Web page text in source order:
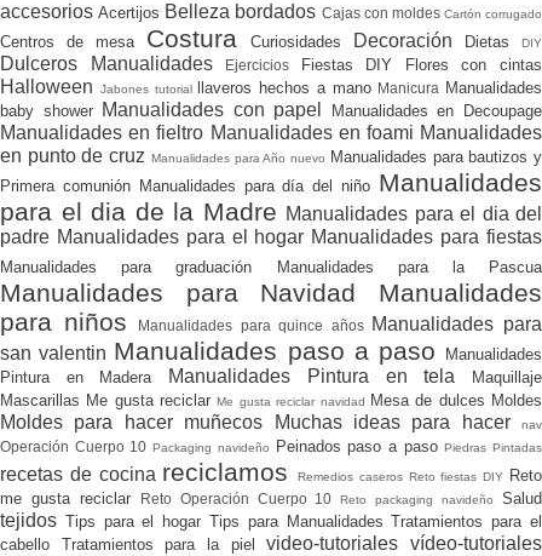
accesoriosAcertijos Belleza bordados Cajas con moldes Cartón corrugado
Centros de mesa CosturaCuriosidades Decoración DietasDIY
Dulceros Manualidades Ejercicios Fiestas DIY Flores con cintas
Halloween Jabones tutorial llaveros hechos a mano Manicura
Manualidades
baby shower Manualidades con papel Manualidades en Decoupage
Manualidades en fieltro Manualidades en foami Manualidades
en punto de cruz Manualidades para Año nuevo
Manualidades para bautizos y
Primera comunión Manualidades para día del niño Manualidades
para el dia de la Madre Manualidades para el dia del
padre Manualidades para el hogar Manualidades para fiestas
Manualidades para graduación Manualidades para la Pascua
Manualidades para Navidad Manualidades
para niños
Manualidades para quince años
Manualidades para
san valentin Manualidades paso a paso
Manualidades
Pintura en Madera
Manualidades Pintura en tela
Maquillaje
Mascarillas Me gusta reciclarMe gusta reciclar navidad Mesa de dulces Moldes
Moldes para hacer muñecos Muchas ideas para hacer nav
Operación Cuerpo 10Packaging navideño Peinados paso a pasoPiedras Pintadas
recetas de cocina reciclamosRemedios caseros Reto fiestas DIY
Reto
me gusta reciclar
Reto Operación Cuerpo 10Reto packaging navideñoSalud
tejidos Tips para el hogarTips para ManualidadesTratamientos para el
cabello Tratamientos para la pielvideo-tutorialesvídeo-tutoriales